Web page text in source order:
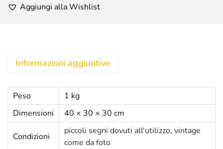
Aggiungi alla Wishlist
Informazioni aggiuntive
Peso
1 kg
Dimensioni
40 × 30 × 30 cm
Condizioni
piccoli segni dovuti all'utilizzo, vintage
come da foto